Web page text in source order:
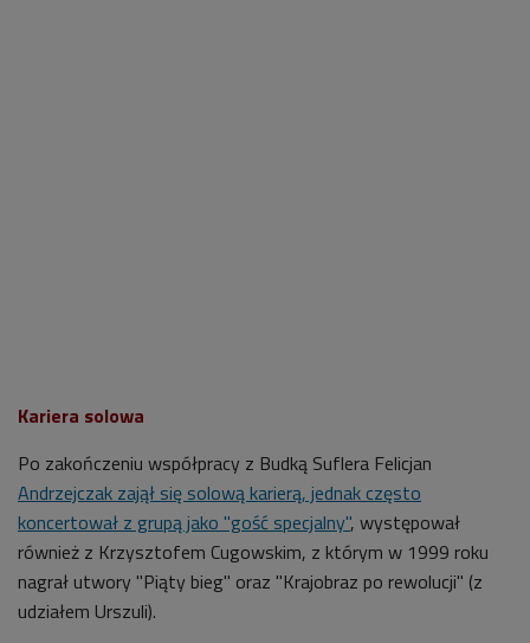
Kariera solowa
Po zakończeniu współpracy z Budką Suflera Felicjan
Andrzejczak zajął się solową karierą, jednak często
koncertował z grupą jako "gość specjalny", występował
również z Krzysztofem Cugowskim, z którym w 1999 roku
nagrał utwory "Piąty bieg" oraz "Krajobraz po rewolucji" (z
udziałem Urszuli).